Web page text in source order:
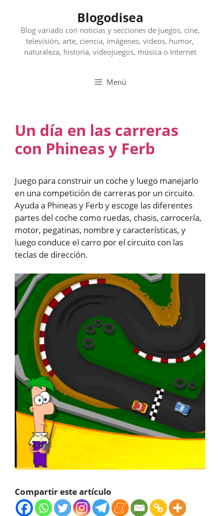
contenido
Blogodisea
Blog variado con noticias y secciones de juegos, cine,
televisión, arte, ciencia, imágenes, videos, humor,
naturaleza, historia, videojuegos, música o Internet
Menú
Un día en las carreras
con Phineas y Ferb
Juego para construir un coche y luego manejarlo
en una competición de carreras por un circuito.
Ayuda a Phineas y Ferb y escoge las diferentes
partes del coche como ruedas, chasis, carrocería,
motor, pegatinas, nombre y características, y
luego conduce el carro por el circuito con las
teclas de dirección.
Compartir este artículo